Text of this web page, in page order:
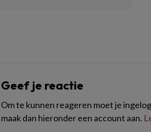
Geef je reactie
Om te kunnen reageren moet je
maak dan hieronder een account aan.